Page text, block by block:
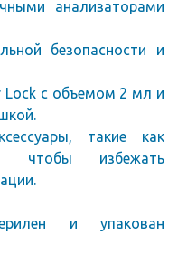
анализаторами
безопасности и
Lock с объемом 2 мл и
такие как
чтобы избежать
и упакован